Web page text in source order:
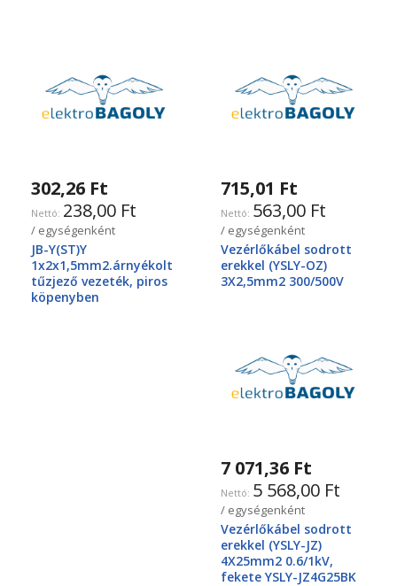
302,26 Ft
238,00 Ft
/ egységenként
JB-Y(ST)Y
1x2x1,5mm2.árnyékolt
tűzjező vezeték, piros
köpenyben
715,01 Ft
563,00 Ft
/ egységenként
Vezérlőkábel sodrott
erekkel (YSLY-OZ)
3X2,5mm2 300/500V
7 071,36 Ft
5 568,00 Ft
/ egységenként
Vezérlőkábel sodrott
erekkel (YSLY-JZ)
4X25mm2 0.6/1kV,
fekete YSLY-JZ4G25BK